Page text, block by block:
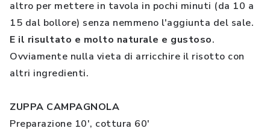
altro per mettere in tavola in pochi minuti (da 10 a
15 dal bollore) senza nemmeno l'aggiunta del sale.
E il risultato e molto naturale e gustoso.
Ovviamente nulla vieta di arricchire il risotto con
altri ingredienti.
ZUPPA CAMPAGNOLA
Preparazione 10', cottura 60'